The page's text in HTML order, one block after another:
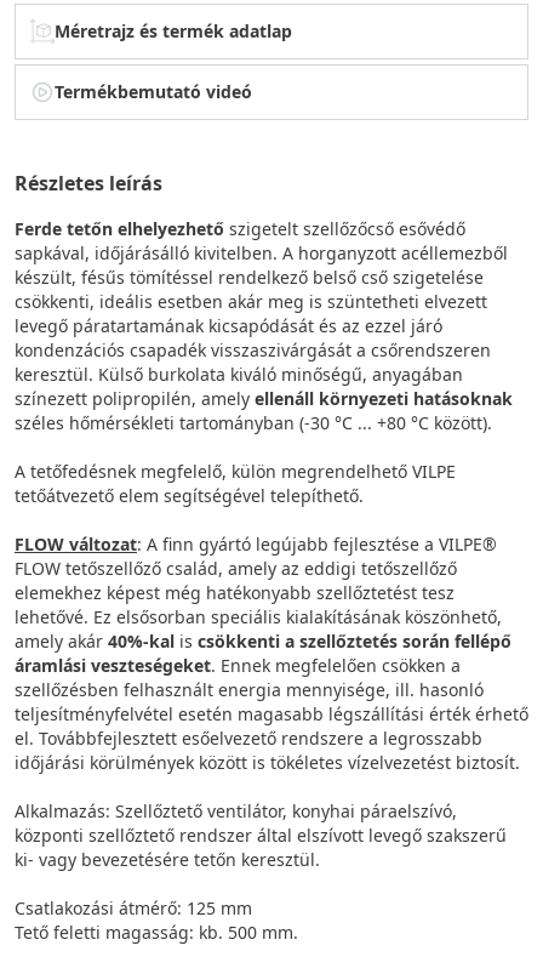
Méretrajz és termék adatlap
Termékbemutató videó
Részletes leírás
Ferde tetőn elhelyezhető szigetelt szellőzőcső esővédő
sapkával, időjárásálló kivitelben. A horganyzott acéllemezből
készült, fésűs tömítéssel rendelkező belső cső szigetelése
csökkenti, ideális esetben akár meg is szüntetheti elvezett
levegő páratartamának kicsapódását és az ezzel járó
kondenzációs csapadék visszaszivárgását a csőrendszeren
keresztül. Külső burkolata kiváló minőségű, anyagában
színezett polipropilén, amely ellenáll környezeti hatásoknak
széles hőmérsékleti tartományban (-30 °C ... +80 °C között).
A tetőfedésnek megfelelő, külön megrendelhető VILPE
tetőátvezető elem segítségével telepíthető.
FLOW változat: A finn gyártó legújabb fejlesztése a VILPE®
FLOW tetőszellőző család, amely az eddigi tetőszellőző
elemekhez képest még hatékonyabb szellőztetést tesz
lehetővé. Ez elsősorban speciális kialakításának köszönhető,
amely akár 40%-kal is csökkenti a szellőztetés során fellépő
áramlási veszteségeket. Ennek megfelelően csökken a
szellőzésben felhasznált energia mennyisége, ill. hasonló
teljesítményfelvétel esetén magasabb légszállítási érték érhető
el. Továbbfejlesztett esőelvezető rendszere a legrosszabb
időjárási körülmények között is tökéletes vízelvezetést biztosít.
Alkalmazás: Szellőztető ventilátor, konyhai páraelszívó,
központi szellőztető rendszer által elszívott levegő szakszerű
ki- vagy bevezetésére tetőn keresztül.
Csatlakozási átmérő: 125 mm
Tető feletti magasság: kb. 500 mm.